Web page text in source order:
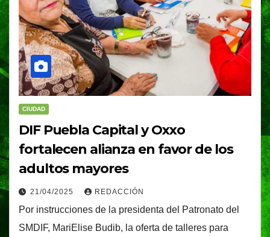
CIUDAD
DIF Puebla Capital y Oxxo
fortalecen alianza en favor de los
adultos mayores
21/04/2025 REDACCIÓN
Por instrucciones de la presidenta del Patronato del
SMDIF, MariElise Budib, la oferta de talleres para